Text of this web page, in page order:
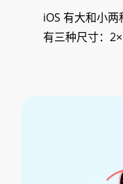
iOS 有大和小
有三种尺寸：